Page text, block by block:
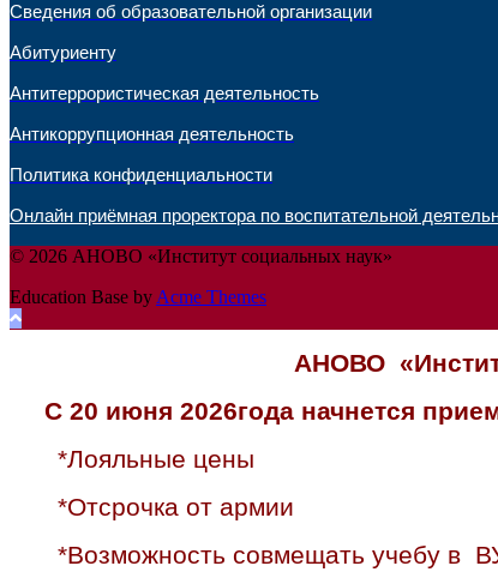
Сведения об образовательной организации
Абитуриенту
Антитеррористическая деятельность
Антикоррупционная деятельность
Политика конфиденциальности
Онлайн приёмная проректора по воспитательной
© 2026 АНОВО «Институт социальных наук»
Education Base by Acme Themes
АНОВО
С 20 июня 2026года начнется
*Лояльные цены
*Отсрочка от армии
*Возможность совмещать учебу в